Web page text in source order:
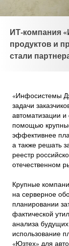
ИТ-компания
продуктов и
стали
«Инфосистемы
задачи
автоматизации
помощью
эффективнее
а также решать
реестр
отечественном
Крупные
на серверное
планировании
фактической
анализа
использование
«Юзтех» для